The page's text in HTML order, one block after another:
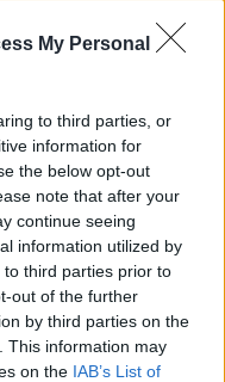
My Personal
to third parties, or
information for
the below opt-out
note that after your
continue seeing
information utilized by
third parties prior to
out of the further
by third parties on the
This information may
on the IAB’s List of